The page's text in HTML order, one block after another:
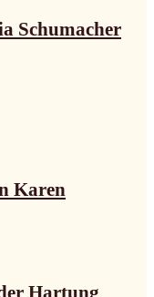
Schumacher
Karen
Hartung